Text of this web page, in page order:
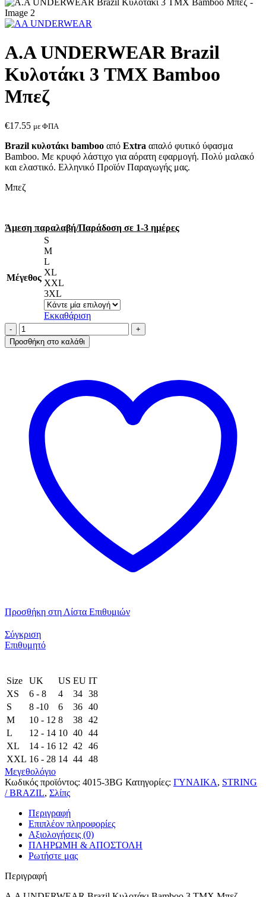
A.A UNDERWEAR Brazil
Κυλοτάκι 3 TMX Bamboo
Μπεζ
€17.55 με ΦΠΑ
Brazil κυλοτάκι bamboo από Extra απαλό φυτικό ύφασμα
Bamboo. Με κρυφό λάστιχο για αόρατη εφαρμογή. Πολύ μαλακό
και ελαστικό. Ελληνικό Προϊόν Παραγωγής μας.
Μπεζ
Άμεση παραλαβή/Παράδοση σε 1-3 ημέρες
Μέγεθος
S
M
L
XL
XXL
3XL
Εκκαθάριση
A.A
UNDERWEAR
Brazil
Bamboo
Μπεζ
ποσότητα
Προσθήκη στο καλάθι
Προσθήκη στη Λίστα Επιθυμιών
Σύγκριση
Επιθυμητό
Size UK US EU ΙΤ
XS
6 - 8 4 34 38
S
8 -10 6 36 40
M
10 - 12 8 38 42
L
12 - 14 10 40 44
XL
14 - 16 12 42
46
XXL 16 - 28 14 44 48
Μεγεθολόγιο
Κωδικός προϊόντος: 4015-3BG Κατηγορίες: ΓΥΝΑΙΚΑ, STRING
/ BRAZIL, Σλίπς
Περιγραφή
Επιπλέον πληροφορίες
Αξιολογήσεις (0)
ΠΛΗΡΩΜΗ & ΑΠΟΣΤΟΛΗ
Ρωτήστε μας
Περιγραφή